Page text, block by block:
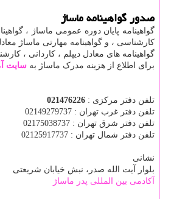
صدور گواهینامه ماساژ
گواهینامه پایان دوره عمومی ماساژ ،
کارشناسی ، و گواهینامه مهارتی ماساژ
گواهينامه های معادل ديپلم ، كاردانی ،
برای اطلاع از هزینه مدرک ماساژ به سایت
تلفن دفتر مرکزی : 021476226
تلفن دفتر غرب تهران : 02149279737
تلفن دفتر شرق تهران : 02175038737
تلفن دفتر شمال تهران : 02125917737
نشانی
بلوار آیت الله صدر، نبش خیابان شریعتی
آکادمی بین المللی پدر ماساژ